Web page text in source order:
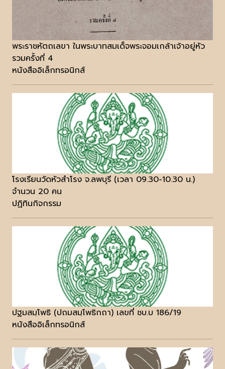
พระราชหัตถเลขา ในพระบาทสมเด็จพระจอมเกล้าเจ้าอยู่หัว
รวมครั้งที่ 4
หนังสืออิเล็กทรอนิกส์
โรงเรียนวัดหัวสำโรง จ.ลพบุรี (เวลา 09.30-10.30 น.)
จำนวน 20 คน
ปฏิทินกิจกรรม
ปฐมสมฺโพธิ (ปถมสมฺโพธิกถา) เลขที่ ชบ.บ 186/19
หนังสืออิเล็กทรอนิกส์